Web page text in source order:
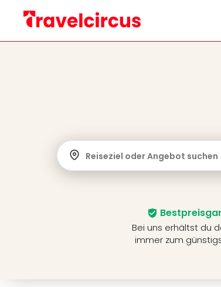
Reiseziel oder Angebot suchen
Bei uns erhältst du
immer zum